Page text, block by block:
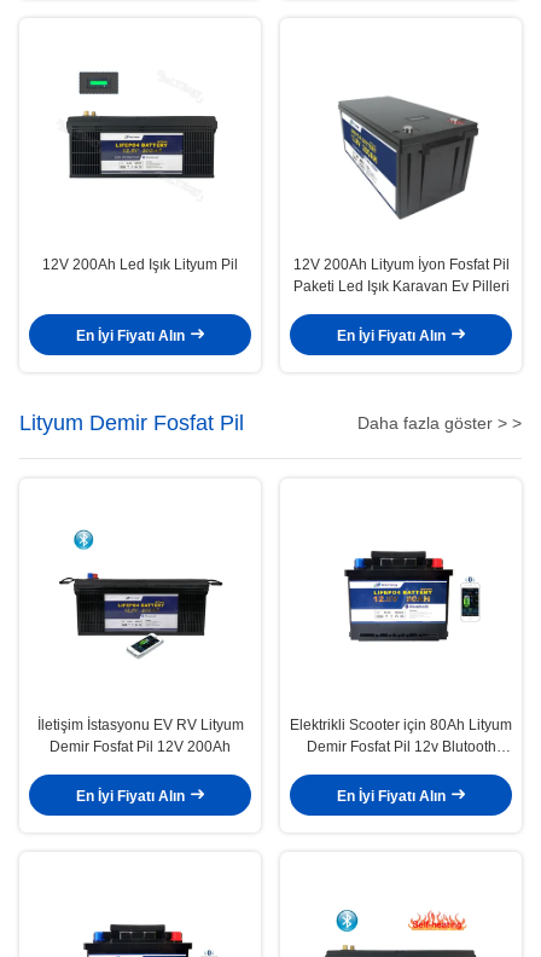
12V 200Ah Led Işık Lityum Pil
En İyi Fiyatı Alın
12V 200Ah Lityum İyon Fosfat Pil
Paketi Led Işık Karavan Ev Pilleri
En İyi Fiyatı Alın
Lityum Demir Fosfat Pil Daha fazla göster > >
İletişim İstasyonu EV RV Lityum
Demir Fosfat Pil 12V 200Ah
En İyi Fiyatı Alın
Elektrikli Scooter için 80Ah Lityum
Demir Fosfat Pil 12v Blutooth
En İyi Fiyatı Alın